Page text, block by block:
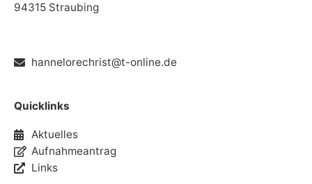
94315 Straubing
hannelorechrist@t-online.de
Quicklinks
Aktuelles
Aufnahmeantrag
Links